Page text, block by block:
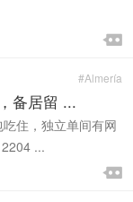


#Almería
备居留 ...
住，独立单间有网
...

